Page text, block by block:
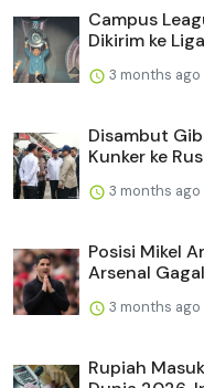
Campus
Dikirim ke
3 months ago
Disambut
Kunker ke
3 months ago
Posisi Mikel
Arsenal Gagal
3 months ago
Rupiah